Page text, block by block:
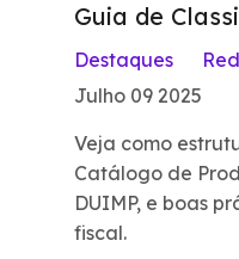
Guia de
Destaques
Julho 09 2025
Veja como
Catálogo de
DUIMP, e boas
fiscal.